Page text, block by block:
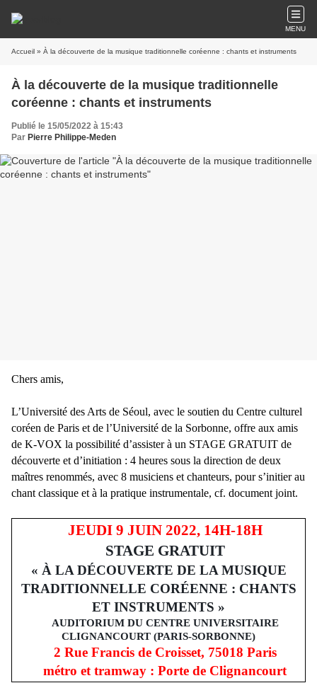
MENU
Accueil » À la découverte de la musique traditionnelle coréenne : chants et instruments
À la découverte de la musique traditionnelle
coréenne : chants et instruments
Publié le 15/05/2022 à 15:43
Par Pierre Philippe-Meden
Chers amis,
L’Université des Arts de Séoul, avec le soutien du Centre culturel
coréen de Paris et de l’Université de la Sorbonne, offre aux amis
de K-VOX la possibilité d’assister à un STAGE GRATUIT de
découverte et d’initiation : 4 heures sous la direction de deux
maîtres renommés, avec 8 musiciens et chanteurs, pour s’initier au
chant classique et à la pratique instrumentale, cf. document joint.
JEUDI 9 JUIN 2022, 14H-18H
STAGE GRATUIT
« À LA DÉCOUVERTE DE LA MUSIQUE
TRADITIONNELLE CORÉENNE : CHANTS
ET INSTRUMENTS »
AUDITORIUM DU CENTRE UNIVERSITAIRE
CLIGNANCOURT (PARIS-SORBONNE)
2 Rue Francis de Croisset, 75018 Paris
métro et tramway : Porte de Clignancourt